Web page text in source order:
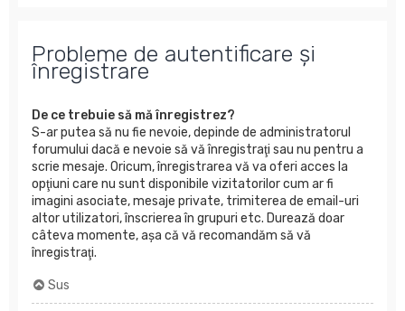
Probleme de autentificare şi
înregistrare
De ce trebuie să mă înregistrez?
S-ar putea să nu fie nevoie, depinde de administratorul
forumului dacă e nevoie să vă înregistraţi sau nu pentru a
scrie mesaje. Oricum, înregistrarea vă va oferi acces la
opţiuni care nu sunt disponibile vizitatorilor cum ar fi
imagini asociate, mesaje private, trimiterea de email-uri
altor utilizatori, înscrierea în grupuri etc. Durează doar
câteva momente, aşa că vă recomandăm să vă
înregistraţi.
Sus